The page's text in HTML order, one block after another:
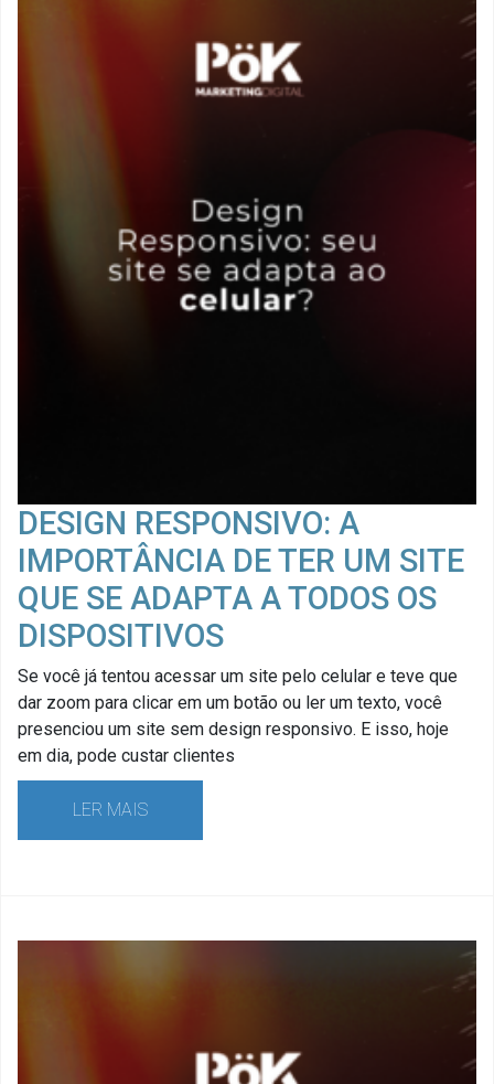
DESIGN RESPONSIVO: A
IMPORTÂNCIA DE TER UM SITE
QUE SE ADAPTA A TODOS OS
DISPOSITIVOS
Se você já tentou acessar um site pelo celular e teve que
dar zoom para clicar em um botão ou ler um texto, você
presenciou um site sem design responsivo. E isso, hoje
em dia, pode custar clientes
LER MAIS